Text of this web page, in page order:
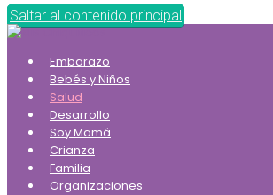
Saltar al contenido principal
Embarazo
Bebés y Niños
Salud
Desarrollo
Soy Mamá
Crianza
Familia
Organizaciones